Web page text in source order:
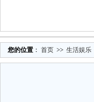
您的位置 ： 首页 >> 生活娱乐